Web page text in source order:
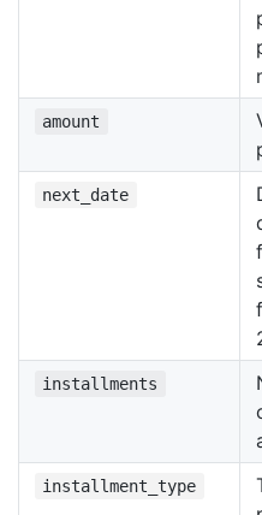
amount
next_date
installments
installment_type